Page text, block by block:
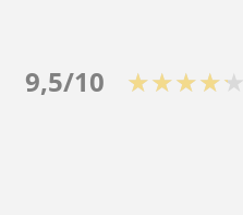
9,5/10 ★★★★★